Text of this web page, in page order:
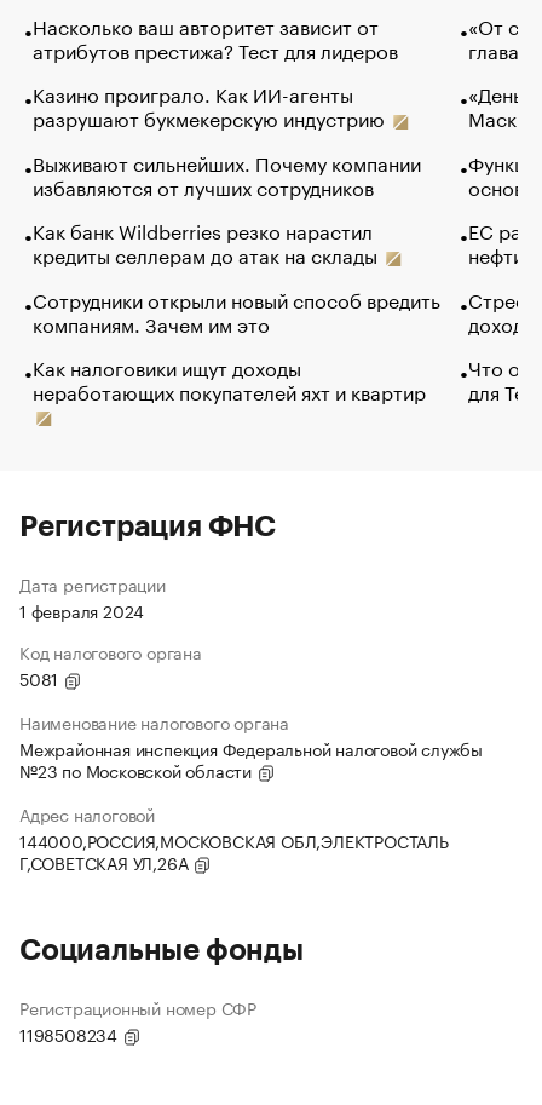
Насколько ваш авторитет зависит от
атрибутов престижа? Тест для лидеров
Казино проиграло. Как ИИ-агенты
разрушают букмекерскую индустрию
Выживают сильнейших. Почему компании
избавляются от лучших сотрудников
Как банк Wildberries резко нарастил
кредиты селлерам до атак на склады
Сотрудники открыли новый способ вредить
компаниям. Зачем им это
Как налоговики ищут доходы
неработающих покупателей яхт и квартир
«От
глава
Маск в
основ
ЕС
нефти
Что
для
Регистрация ФНС
Дата регистрации
1 февраля 2024
Код налогового органа
5081
Наименование налогового органа
Межрайонная инспекция Федеральной налоговой службы
№23 по Московской области
Адрес налоговой
144000,РОССИЯ,МОСКОВСКАЯ ОБЛ,ЭЛЕКТРОСТАЛЬ
Г,СОВЕТСКАЯ УЛ,26А
Социальные фонды
Регистрационный номер СФР
1198508234